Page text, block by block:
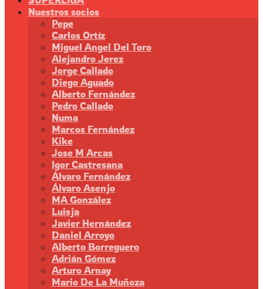
Nuestros socios
Pepe
Carlos Ortíz
Miguel Angel Del Toro
Alejandro Jerez
Jorge Callado
Diego Aguado
Alberto Fernández
Pedro Callado
Numa
Marcos Fernández
Kike
Jose M Arcas
Igor Castresana
Álvaro Fernández
Álvaro Asenjo
MA González
Luisja
Javier Hernández
Daniel Arroyo
Alberto Borreguero
Adrián Gómez
Arturo Arnay
Mario De La Muñoza